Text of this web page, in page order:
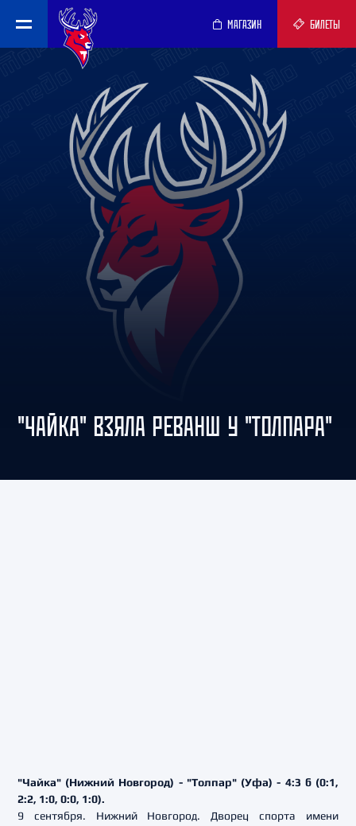
МАГАЗИН БИЛЕТЫ
"ЧАЙКА" ВЗЯЛА РЕВАНШ У "ТОЛПАРА"
"Чайка" (Нижний Новгород) - "Толпар" (Уфа) - 4:3 б (0:1,
2:2, 1:0, 0:0, 1:0).
9 сентября. Нижний Новгород. Дворец спорта имени